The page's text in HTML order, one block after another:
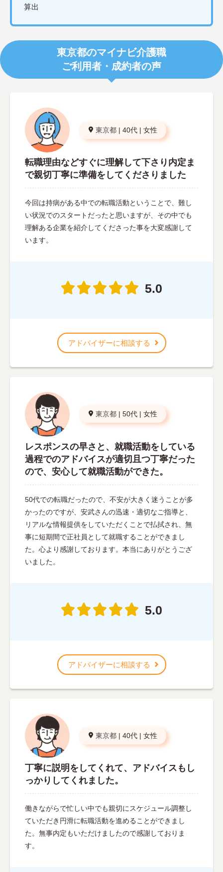
算出
東京都のマイナビ介護職
ご利用者・成約者の声
東京都 | 40代 | 女性
転職理由などすぐに理解して下さり内定ま
で親切丁寧に準備をしてくださりました
今回は持病がある中での転職活動ということで、難し
い状況でのスタートだったと思いますが、その中でも
理解ある企業を紹介してくださった事を大変感謝して
います。
5.0
アドバイザーに相談する
東京都 | 50代 | 女性
レスポンスの早さと、就職活動をしている
過程でのアドバイスが適切且つ丁寧だった
ので、安心して就職活動ができた。
50代での転職だったので、不安が大きく迷うことが多
かったのですが、安武さんの迅速・適切なご指導と、
リアルな情報提供をしていただくことで払拭され、無
事に短期間で正社員として就職することができまし
た。心より感謝しております。本当にありがとうござ
いました。
5.0
アドバイザーに相談する
東京都 | 40代 | 女性
丁寧に説明をしてくれて、アドバイスもし
っかりしてくれました。
働きながらで忙しい中でも親切にスケジュール調整し
ていただき円滑に転職活動を進めることができまし
た。無事内定もいただけましたので感謝しておりま
す。